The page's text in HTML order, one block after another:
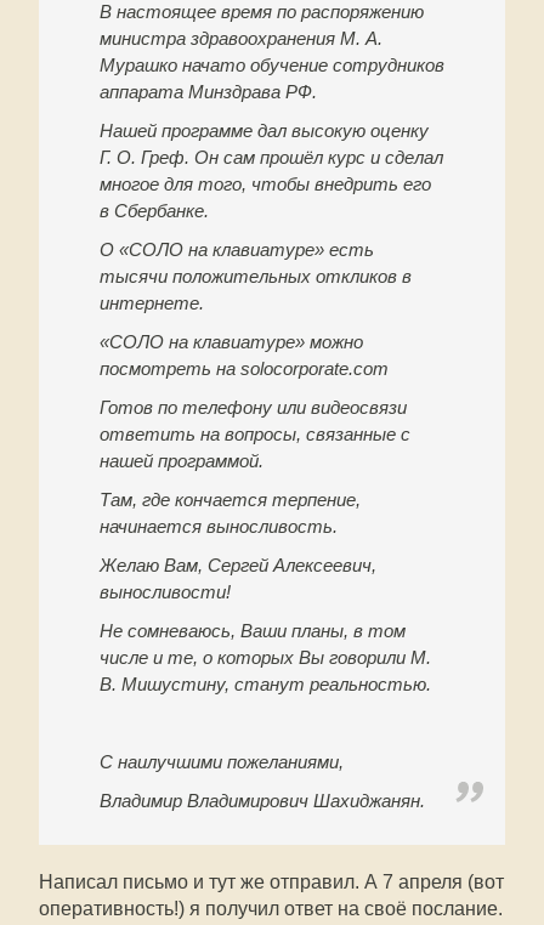
В настоящее время по распоряжению
министра здравоохранения М. А.
Мурашко начато обучение сотрудников
аппарата Минздрава РФ.
Нашей программе дал высокую оценку
Г. О. Греф. Он сам прошёл курс и сделал
многое для того, чтобы внедрить его
в Сбербанке.
О «СОЛО на клавиатуре» есть
тысячи положительных откликов в
интернете.
«СОЛО на клавиатуре» можно
посмотреть на solocorporate.com
Готов по телефону или видеосвязи
ответить на вопросы, связанные с
нашей программой.
Там, где кончается терпение,
начинается выносливость.
Желаю Вам, Сергей Алексеевич,
выносливости!
Не сомневаюсь, Ваши планы, в том
числе и те, о которых Вы говорили М.
В. Мишустину, станут реальностью.
С наилучшими пожеланиями,
Владимир Владимирович Шахиджанян.
Написал письмо и тут же отправил. А 7 апреля (вот
оперативность!) я получил ответ на своё послание.